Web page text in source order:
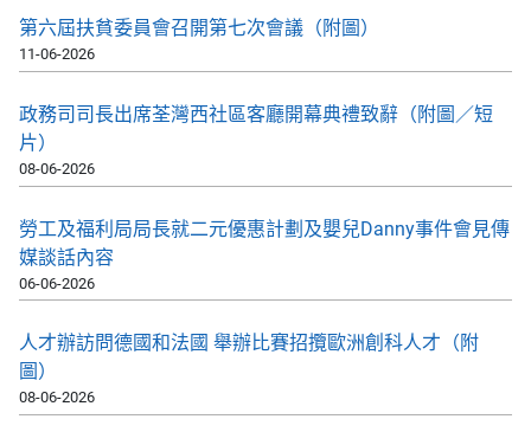
第六屆扶貧委員會召開第七次會議（附圖）
11-06-2026
政務司司長出席荃灣西社區客廳開幕典禮致辭（附圖／短
片）
08-06-2026
勞工及福利局局長就二元優惠計劃及嬰兒Danny事件會見傳
媒談話內容
06-06-2026
人才辦訪問德國和法國 舉辦比賽招攬歐洲創科人才（附
圖）
08-06-2026